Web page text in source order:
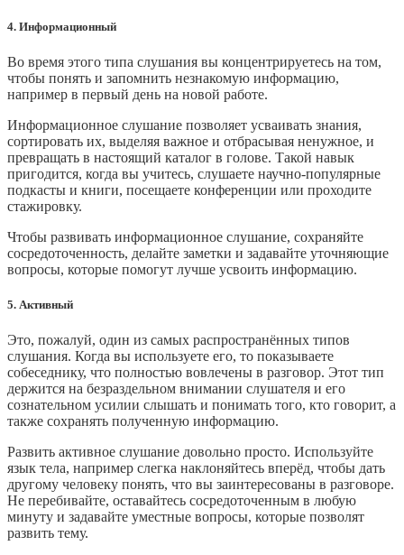
4. Информационный
Во время этого типа слушания вы концентрируетесь на том,
чтобы понять и запомнить незнакомую информацию,
например в первый день на новой работе.
Информационное слушание позволяет усваивать знания,
сортировать их, выделяя важное и отбрасывая ненужное, и
превращать в настоящий каталог в голове. Такой навык
пригодится, когда вы учитесь, слушаете научно‑популярные
подкасты и книги, посещаете конференции или проходите
стажировку.
Чтобы развивать информационное слушание, сохраняйте
сосредоточенность, делайте заметки и задавайте уточняющие
вопросы, которые помогут лучше усвоить информацию.
5. Активный
Это, пожалуй, один из самых распространённых типов
слушания. Когда вы используете его, то показываете
собеседнику, что полностью вовлечены в разговор. Этот тип
держится на безраздельном внимании слушателя и его
сознательном усилии слышать и понимать того, кто говорит, а
также сохранять полученную информацию.
Развить активное слушание довольно просто. Используйте
язык тела, например слегка наклоняйтесь вперёд, чтобы дать
другому человеку понять, что вы заинтересованы в разговоре.
Не перебивайте, оставайтесь сосредоточенным в любую
минуту и задавайте уместные вопросы, которые позволят
развить тему.